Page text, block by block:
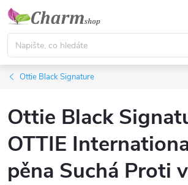
Přejít
obsah
Ottie Black Signature
Ottie Black
OTTIE
pěna Suchá Proti